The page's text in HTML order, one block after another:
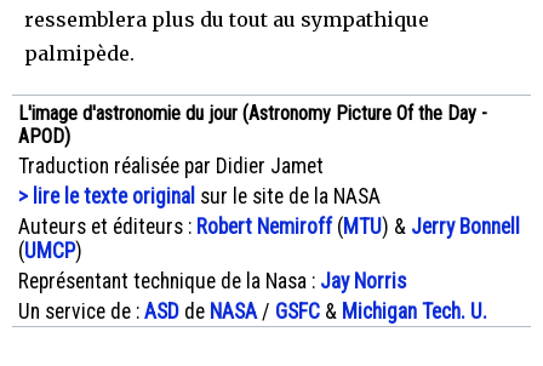
ressemblera plus du tout au sympathique
palmipède.
L'image d'astronomie du jour (Astronomy Picture Of the Day -
APOD)
Traduction réalisée par Didier Jamet
> lire le texte original sur le site de la NASA
Auteurs et éditeurs : Robert Nemiroff( MTU) & Jerry Bonnell
(UMCP)
Représentant technique de la Nasa : Jay Norris
Un service de : ASD de NASA/ GSFC & Michigan Tech. U.